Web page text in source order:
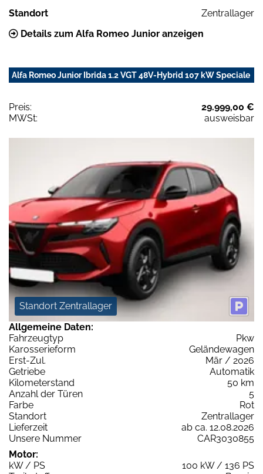
Standort
Zentrallager
Details zum Alfa Romeo Junior anzeigen
Alfa Romeo Junior Ibrida 1.2 VGT 48V-Hybrid 107 kW Speciale
Preis:
29.999,00 €
MWSt:
ausweisbar
Standort Zentrallager
Allgemeine Daten:
Fahrzeugtyp
Pkw
Karosserieform
Geländewagen
Erst-Zul.
Mär / 2026
Getriebe
Automatik
Kilometerstand
50 km
Anzahl der Türen
5
Farbe
Rot
Standort
Zentrallager
Lieferzeit
ab ca. 12.08.2026
Unsere Nummer
CAR3030855
Motor:
kW / PS
100 kW / 136 PS